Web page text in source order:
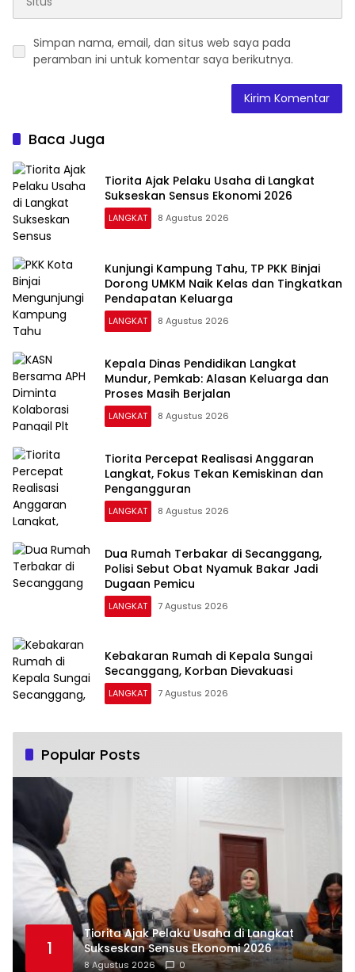
Simpan nama, email, dan situs web saya pada
peramban ini untuk komentar saya berikutnya.
Baca Juga
Tiorita Ajak Pelaku Usaha di Langkat
Sukseskan Sensus Ekonomi 2026
LANGKAT 8 Agustus 2026
Kunjungi Kampung Tahu, TP PKK Binjai
Dorong UMKM Naik Kelas dan Tingkatkan
Pendapatan Keluarga
LANGKAT 8 Agustus 2026
Kepala Dinas Pendidikan Langkat
Mundur, Pemkab: Alasan Keluarga dan
Proses Masih Berjalan
LANGKAT 8 Agustus 2026
Tiorita Percepat Realisasi Anggaran
Langkat, Fokus Tekan Kemiskinan dan
Pengangguran
LANGKAT 8 Agustus 2026
Dua Rumah Terbakar di Secanggang,
Polisi Sebut Obat Nyamuk Bakar Jadi
Dugaan Pemicu
LANGKAT 7 Agustus 2026
Kebakaran Rumah di Kepala Sungai
Secanggang, Korban Dievakuasi
LANGKAT 7 Agustus 2026
Popular Posts
1
Tiorita Ajak Pelaku Usaha di Langkat
Sukseskan Sensus Ekonomi 2026
8 Agustus 2026 0